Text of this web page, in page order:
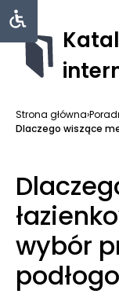
Strona główna›
Dlaczego wiszące
wybór